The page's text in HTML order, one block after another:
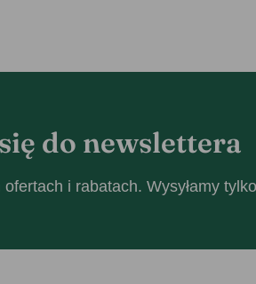
do newslettera
i rabatach. Wysyłamy